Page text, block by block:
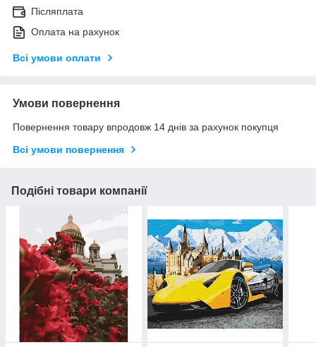
Післяплата
Оплата на рахунок
Всі умови оплати
Умови повернення
Повернення товару впродовж 14 днів за рахунок покупця
Всі умови повернення
Подібні товари компанії